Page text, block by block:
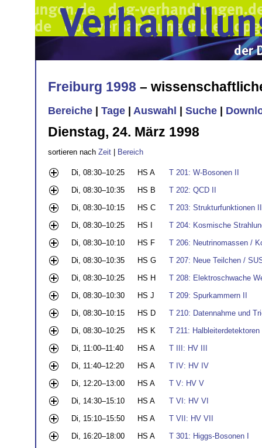
Freiburg 1998 –
Bereiche Tage Auswahl Suche
Dienstag, 24. März 1998
sortieren nach Zeit | Bereich
Di, 08:30–10:25 HS A
T 201: W-Bosonen II
Di, 08:30–10:35
HS B
T 202: QCD II
Di, 08:30–10:15
HS C
T 203: Strukturfunktionen II
Di, 08:30–10:25
HS I
T 204: Kosmische
Di, 08:30–10:10
HS F
T 206: Neutrinomassen /
Di, 08:30–10:35
HS G
T 207: Neue Teilchen /
Di, 08:30–10:25
HS H
T 208: Elektroschwache
Di, 08:30–10:30
HS J
T 209: Spurkammern II
Di, 08:30–10:15
HS D
T 210: Datennahme und
Di, 08:30–10:25
HS K
T 211: Halbleiterdetektoren
Di, 11:00–11:40
HS A
T III: HV III
Di, 11:40–12:20
HS A
T IV: HV IV
Di, 12:20–13:00
HS A
T V: HV V
Di, 14:30–15:10
HS A
T VI: HV VI
Di, 15:10–15:50
HS A
T VII: HV VII
Di, 16:20–18:00
HS A
T 301: Higgs-Bosonen I